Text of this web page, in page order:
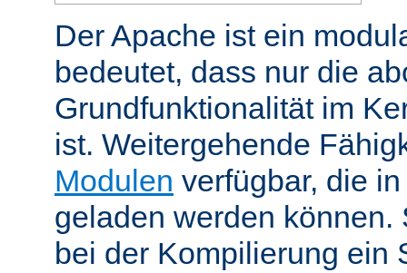
Der Apache ist ein
bedeutet, dass nur die
Grundfunktionalität im
ist. Weitergehende
Modulen verfügbar, die
geladen werden
bei der Kompilierung ein